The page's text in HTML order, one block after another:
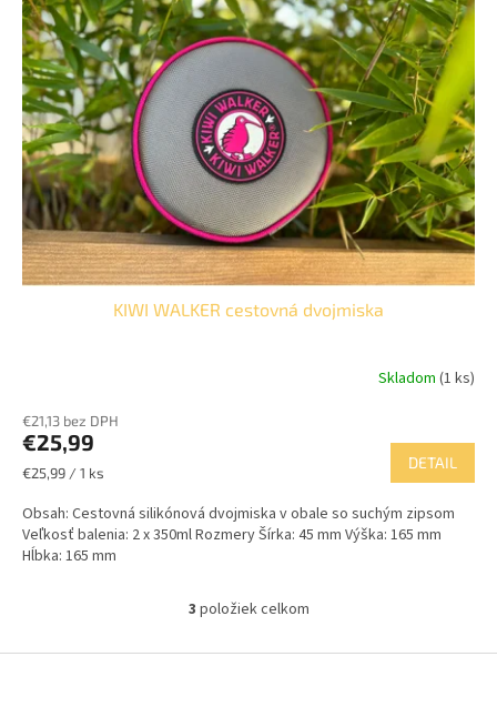
KIWI WALKER cestovná dvojmiska
Skladom (1 ks)
€21,13 bez DPH
€25,99
Jednotková
€25,99 / 1 ks
DETAIL
Obsah: Cestovná silikónová dvojmiska v obale so suchým zipsom
Veľkosť balenia: 2 x 350ml Rozmery Šírka: 45 mm Výška: 165 mm
Hĺbka: 165 mm
O
l
3 položiek celkom